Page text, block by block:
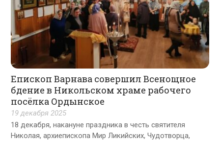
Епископ Варнава совершил Всенощное
бдение в Никольском храме рабочего
посёлка Ордынское
19 декабря 2025
18 декабря, накануне праздника в честь святителя
Николая, архиепископа Мир Ликийских, Чудотворца,